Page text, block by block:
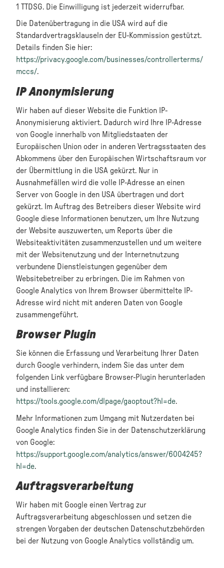
1 TTDSG. Die Einwilligung ist jederzeit widerrufbar.
Die Datenübertragung in die USA wird auf die
Standardvertragsklauseln der EU-Kommission gestützt.
Details finden Sie hier:
https://privacy.google.com/businesses/controllerterms/
mccs/.
IP Anonymisierung
Wir haben auf dieser Website die Funktion IP-
Anonymisierung aktiviert. Dadurch wird Ihre IP-Adresse
von Google innerhalb von Mitgliedstaaten der
Europäischen Union oder in anderen Vertragsstaaten des
Abkommens über den Europäischen Wirtschaftsraum vor
der Übermittlung in die USA gekürzt. Nur in
Ausnahmefällen wird die volle IP-Adresse an einen
Server von Google in den USA übertragen und dort
gekürzt. Im Auftrag des Betreibers dieser Website wird
Google diese Informationen benutzen, um Ihre Nutzung
der Website auszuwerten, um Reports über die
Websiteaktivitäten zusammenzustellen und um weitere
mit der Websitenutzung und der Internetnutzung
verbundene Dienstleistungen gegenüber dem
Websitebetreiber zu erbringen. Die im Rahmen von
Google Analytics von Ihrem Browser übermittelte IP-
Adresse wird nicht mit anderen Daten von Google
zusammengeführt.
Browser Plugin
Sie können die Erfassung und Verarbeitung Ihrer Daten
durch Google verhindern, indem Sie das unter dem
folgenden Link verfügbare Browser-Plugin herunterladen
und installieren:
https://tools.google.com/dlpage/gaoptout?hl=de.
Mehr Informationen zum Umgang mit Nutzerdaten bei
Google Analytics finden Sie in der Datenschutzerklärung
von Google:
https://support.google.com/analytics/answer/6004245?
hl=de.
Auftragsverarbeitung
Wir haben mit Google einen Vertrag zur
Auftragsverarbeitung abgeschlossen und setzen die
strengen Vorgaben der deutschen Datenschutzbehörden
bei der Nutzung von Google Analytics vollständig um.